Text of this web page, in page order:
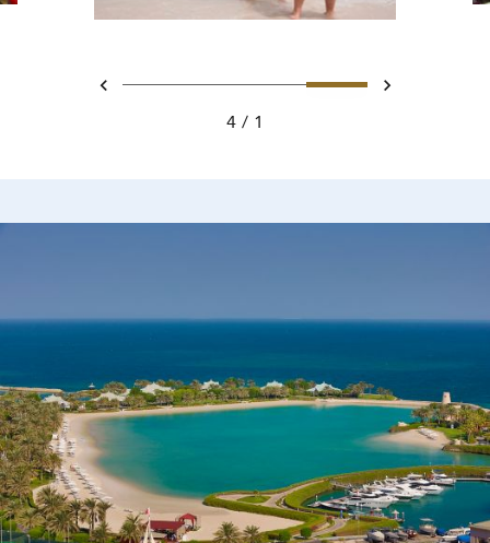
السابقتحريك 1 - Ritz Carlton Hotel imageتحريك 2 - Ritz Carlton Hotel imageتحريك 3 - Ritz Carlton Hotel imageتحريك 4 - Ritz Carlton Hotel imageالتالي
1
4